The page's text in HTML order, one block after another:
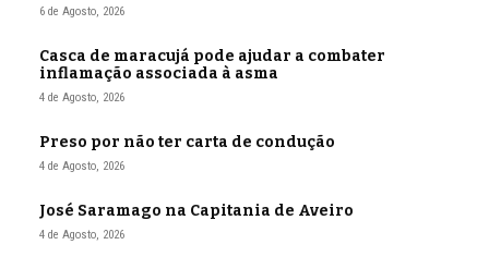
6 de Agosto, 2026
Casca de maracujá pode ajudar a combater
inflamação associada à asma
4 de Agosto, 2026
Preso por não ter carta de condução
4 de Agosto, 2026
José Saramago na Capitania de Aveiro
4 de Agosto, 2026